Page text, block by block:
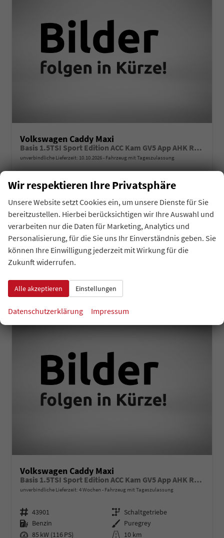
Volkswagen Caddy Maxi
Basis 1.5TSI Sport Edition ACC Kam GV5 App AHK Reling
unverbindliche Lieferzeit: 10.10.2026 Fahrzeug mit Tageszulassung
Schaltgetriebe
Kraftstoff Benzin Außenfarbe Kirschrot
Leistung 85 kW (116 PS) Kilometerstand 10 km
01.05.2026
auf Anfrage
inkl. 19% MwSt.
Details
Verbrauch kombiniert:6,90 l/100km
CO2-Klasse: F
Volkswagen Caddy Maxi
Basis 1.5TSI Sport Edition ACC Kam GV5 App AHK Reling
unverbindliche Lieferzeit: 4 Wochen Fahrzeug mit Tageszulassung
Fahrzeugnr. 43901 Getriebe Schaltgetriebe
Kraftstoff Benzin Außenfarbe Puregrey
Leistung 85 kW (116 PS) Kilometerstand 10 km
Wir respektieren Ihre Privatsphäre
Unsere Website setzt Cookies ein, um unsere Dienste für Sie
bereitzustellen. Hierbei berücksichtigen wir Ihre Auswahl und
verarbeiten nur die Daten für Marketing, Analytics und
Personalisierung, für die Sie uns Ihr Einverständnis geben. Sie
können Ihre Einwilligung jederzeit mit Wirkung für die
Zukunft widerrufen.
Alle akzeptieren Einstellungen
Datenschutzerklärung Impressum